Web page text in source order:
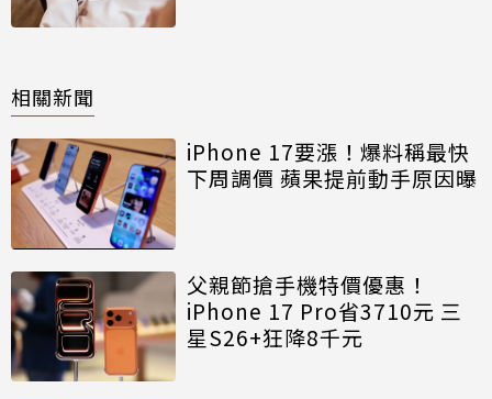
相關新聞
iPhone 17要漲！爆料稱最快
下周調價 蘋果提前動手原因曝
父親節搶手機特價優惠！
iPhone 17 Pro省3710元 三
星S26+狂降8千元